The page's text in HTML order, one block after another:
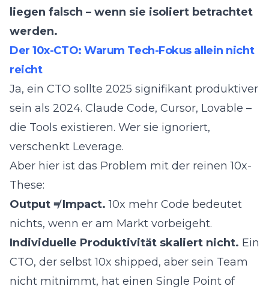
liegen falsch – wenn sie isoliert betrachtet
werden.
Der 10x-CTO: Warum Tech-Fokus allein nicht
reicht
Ja, ein CTO sollte 2025 signifikant produktiver
sein als 2024. Claude Code, Cursor, Lovable –
die Tools existieren. Wer sie ignoriert,
verschenkt Leverage.
Aber hier ist das Problem mit der reinen 10x-
These:
Output ≠ Impact. 10x mehr Code bedeutet
nichts, wenn er am Markt vorbeigeht.
Individuelle Produktivität skaliert nicht. Ein
CTO, der selbst 10x shipped, aber sein Team
nicht mitnimmt, hat einen Single Point of